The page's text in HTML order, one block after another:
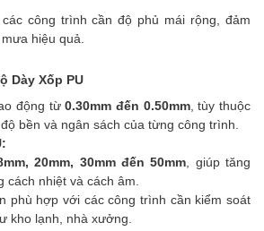
công trình cần độ phủ mái rộng, đảm
hiệu quả.
Dày Xốp PU
động từ0.30mm đến 0.50mm, tùy thuộc
bền và ngân sách của từng công trình.
20mm, 30mm đến 50mm , giúp tăng
cách nhiệt và cách âm.
phù hợp với các công trình cần kiểm soát
kho lạnh, nhà xưởng.